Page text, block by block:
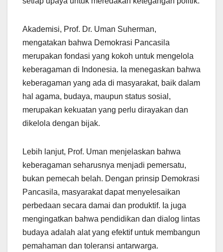
Akademisi, Prof. Dr. Uman Suherman,
mengatakan bahwa Demokrasi Pancasila
merupakan fondasi yang kokoh untuk mengelola
keberagaman di Indonesia. Ia menegaskan bahwa
keberagaman yang ada di masyarakat, baik dalam
hal agama, budaya, maupun status sosial,
merupakan kekuatan yang perlu dirayakan dan
dikelola dengan bijak.
Lebih lanjut, Prof. Uman menjelaskan bahwa
keberagaman seharusnya menjadi pemersatu,
bukan pemecah belah. Dengan prinsip Demokrasi
Pancasila, masyarakat dapat menyelesaikan
perbedaan secara damai dan produktif. Ia juga
mengingatkan bahwa pendidikan dan dialog lintas
budaya adalah alat yang efektif untuk membangun
pemahaman dan toleransi antarwarga.